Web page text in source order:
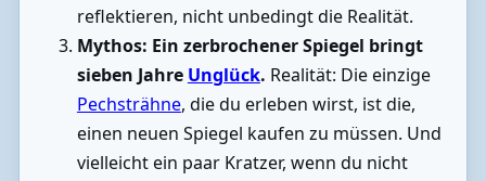
reflektieren, nicht unbedingt die Realität.
Mythos: Ein zerbrochener Spiegel bringt
sieben Jahre Unglück. Realität: Die einzige
Pechsträhne, die du erleben wirst, ist die,
einen neuen Spiegel kaufen zu müssen. Und
vielleicht ein paar Kratzer, wenn du nicht